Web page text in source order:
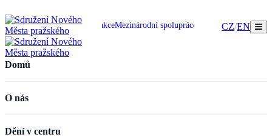
O násDění v centruNaše akceMezinárodní spolupráce Zapojte seParticipujte
CZ/EN
Domů
O nás
Dění v centru